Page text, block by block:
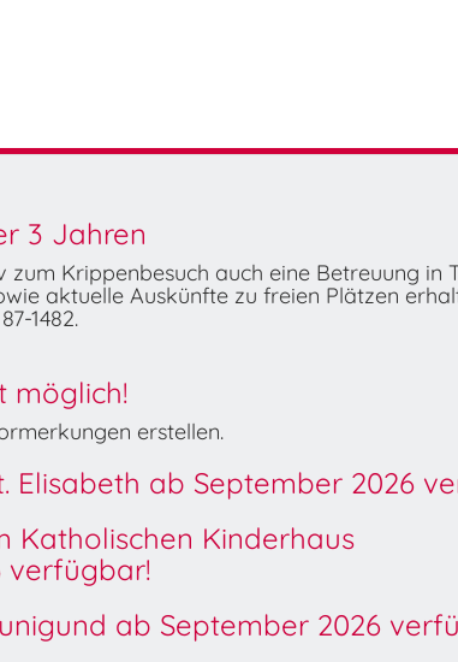
3 Jahren
Krippenbesuch auch eine Betreuung in
aktuelle Auskünfte zu freien Plätzen
1482.
möglich!
erstellen.
Elisabeth ab September 2026
Katholischen Kinderhaus
verfügbar!
ab September 2026